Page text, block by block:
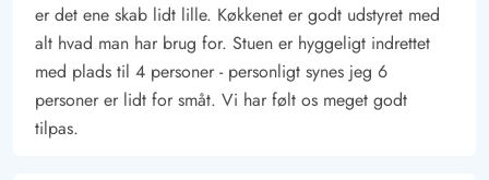
blandt andet kan fiskes eller surfes.
Til længere ture kan det anbefales at besøge Hvide Sande,
Søndervig eller Ringkøbing. Her er der mulighed for at shoppe
lidt i de lokale butikker eller spise aftensmad på en af de gode
restauranter.
er det ene skab lidt lille. Køkkenet er godt udstyret med
alt hvad man har brug for. Stuen er hyggeligt indrettet
med plads til 4 personer - personligt synes jeg 6
personer er lidt for småt. Vi har følt os meget godt
tilpas.